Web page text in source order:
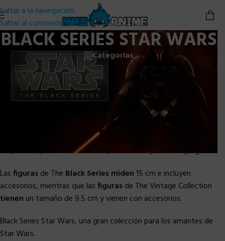
Saltar a la navegación
Saltar al contenido principal
BLACK SERIES STAR WARS
Categorías
Star Wars: The Black Series (TBS) es una línea de juguetes de
Star Wars en marcha producida por la compañía Hasbro
comenzando en 2013. La línea de juguetes incluye figuras de
acción, vehículos, sables de luz Force FX, artículos
Muchas de las figuras de acción están basadas en personajes de
las películas, las series, los libros, los cómics y los videojuegos.
Lasfigurasde The Black Series miden15 cm e incluyen
accesorios, mientras que lasfigurasde The Vintage Collection
tienen un tamaño de 9.5 cm y vienen con accesorios.
Black Series Star Wars, una gran colección para los amantes de
Star Wars.